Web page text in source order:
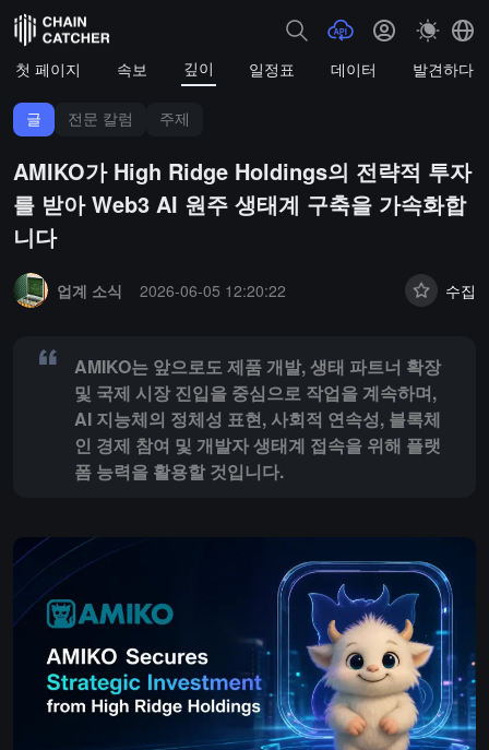
첫 페이지 속보 깊이 일정표 데이터 발견하다
글 전문 칼럼 주제
AMIKO가 High Ridge Holdings의 전략적 투자
를 받아 Web3 AI 원주 생태계 구축을 가속화합
니다
업계 소식
2026-06-05 12:20:22 수집
AMIKO는 앞으로도 제품 개발, 생태 파트너 확장
및 국제 시장 진입을 중심으로 작업을 계속하며,
AI 지능체의 정체성 표현, 사회적 연속성, 블록체
인 경제 참여 및 개발자 생태계 접속을 위해 플랫
폼 능력을 활용할 것입니다.